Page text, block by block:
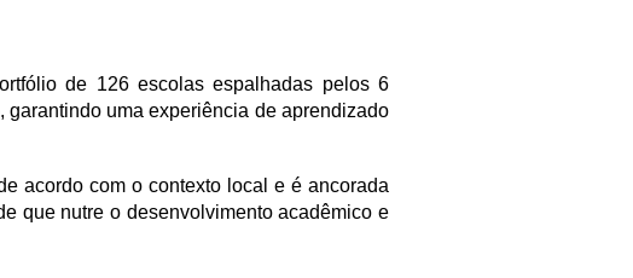
de 126 escolas espalhadas pelos 6
uma experiência de aprendizado
acordo com o contexto local e é ancorada
que nutre o desenvolvimento acadêmico e